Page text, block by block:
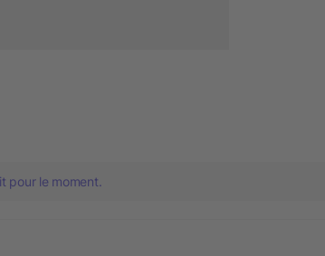
pour le moment.